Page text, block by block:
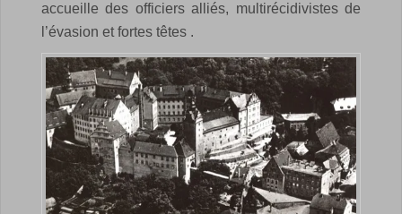
accueille des officiers alliés, multirécidivistes de
l’évasion et fortes têtes .